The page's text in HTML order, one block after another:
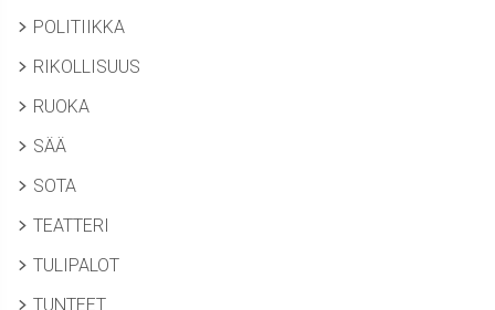
POLITIIKKA
RIKOLLISUUS
RUOKA
SÄÄ
SOTA
TEATTERI
TULIPALOT
TUNTEET